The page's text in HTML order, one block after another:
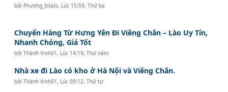
bởi Phương_bilalo, Lúc 15:59, Thứ ba
Chuyển Hàng Từ Hưng Yên Đi Viêng Chăn – Lào Uy Tín,
Nhanh Chóng, Giá Tốt
bởiThành Vinh01, Lúc 14:19, Thứ năm
Nhà xe đi Lào có kho ở Hà Nội và Viêng Chăn.
bởiThành Vinh01, Lúc 09:12, Thứ tư